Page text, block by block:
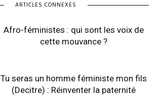
ARTICLES CONNEXES
Afro-féministes : qui sont les voix de
cette mouvance ?
Tu seras un homme féministe mon fils
(Decitre) : Réinventer la paternité